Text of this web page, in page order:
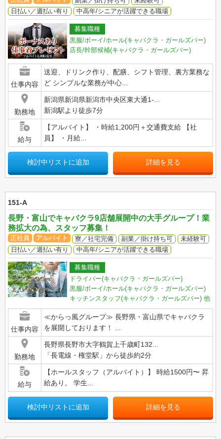
日払い／週払い有り
中高年/シニアが活躍できる職場
募集職種
黒服/ボーイ/ホール(キャバクラ・ガールズバー)
店長/幹部候補(キャバクラ・ガールズバー)
仕事内容
送迎、ドリンク作り、配膳、シフト管理、裏方業務な
ど シンプルな業務が中心...
勤務地
新潟県新潟県新潟市中央区東大通1-...
新潟駅より徒歩7分
給与
【アルバイト】 ・時給1,200円＋交通費支給 【社
員】 ・月給...
検討中リストに追加 詳細を見る
151-A
長野・富山でキャバクラ9店舗展開中の大手グループ！業
務拡大の為、スタッフ募集！
正社員 アルバイト 寮／社宅完備 副業／掛け持ち可
未経験可
日払い／週払い有り
中高年/シニアが活躍できる職場
募集職種
ドライバー(キャバクラ・ガールズバー)
黒服/ボーイ/ホール(キャバクラ・ガールズバー)
キッチンスタッフ(キャバクラ・ガールズバー) 他
仕事内容
≪からっ風グループ≫ 長野県・富山県でキャバクラ
を展開しております！ ...
勤務地
長野県長野市大字鶴賀上千歳町132...
「長電線・権堂駅」から徒歩約2分
給与
【ホールスタッフ（アルバイト）】 時給1500円〜 昇
給あり。 学生...
検討中リストに追加 詳細を見る